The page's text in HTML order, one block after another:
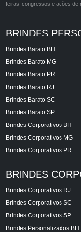
feiras, congressos e ações de
BRINDES
Brindes Barato BH
Brindes Barato MG
Brindes Barato PR
Brindes Barato RJ
Brindes Barato SC
Brindes Barato SP
Brindes Corporativos BH
Brindes Corporativos MG
Brindes Corporativos PR
BRINDES
Brindes Corporativos RJ
Brindes Corporativos SC
Brindes Corporativos SP
Brindes Personalizados BH